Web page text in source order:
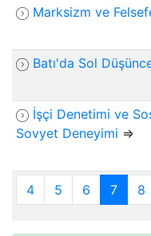
Marksizm ve
Batı'da Sol
İşçi Denetimi ve
Sovyet Deneyimi ⇒
4 5 6 7 8